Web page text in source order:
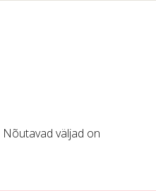
Nõutavad väljad on